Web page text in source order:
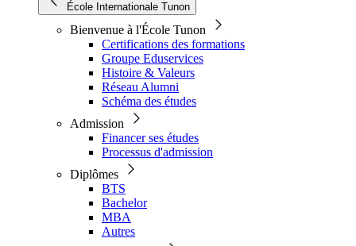
École Internationale Tunon
Bienvenue à l'École Tunon
Certifications des formations
Groupe Eduservices
Histoire & Valeurs
Réseau Alumni
Schéma des études
Admission
Financer ses études
Processus d'admission
Diplômes
BTS
Bachelor
MBA
Autres